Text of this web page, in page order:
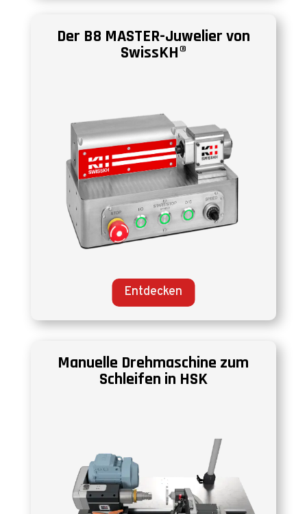
Der B8 MASTER-Juwelier von
SwissKH®
Entdecken
Manuelle Drehmaschine zum
Schleifen in HSK